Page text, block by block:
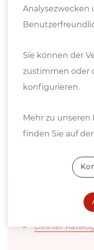
Betriebsanleitung in
Dirinler
Analysezwecken
Sie können der
zustimmen oder
konfigurieren.
Mehr zu
finden Sie auf